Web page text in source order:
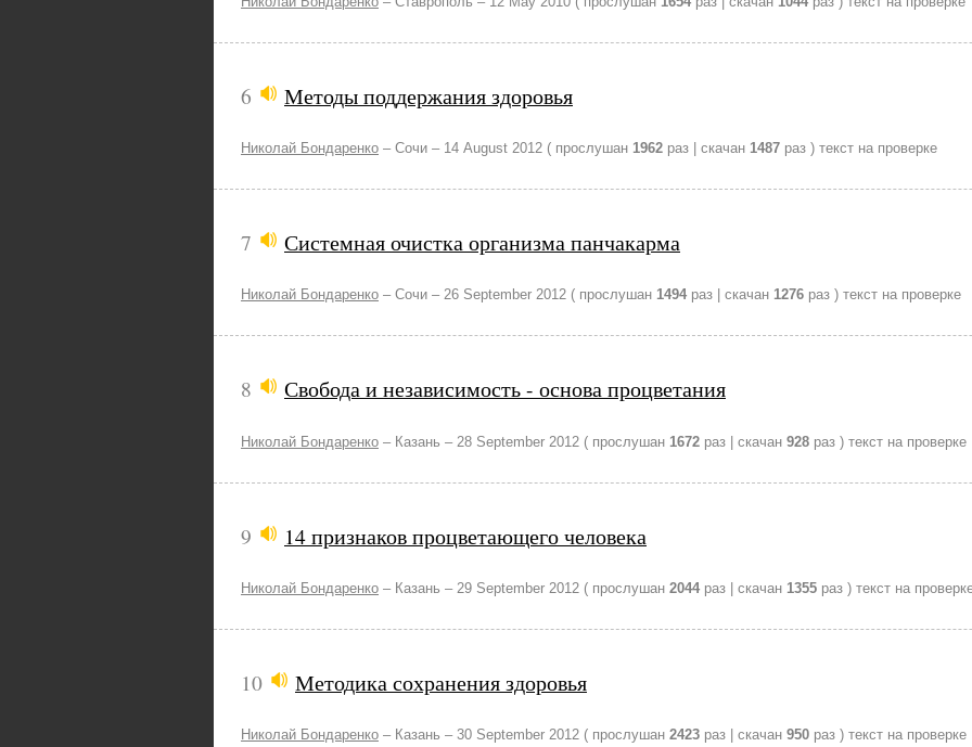
6 Методы поддержания здоровья
Николай Бондаренко – Сочи – 14 August 2012 ( прослушан 1962 раз | скачан 1487 раз ) текст на проверке
7 Системная очистка организма панчакарма
Николай Бондаренко – Сочи – 26 September 2012 ( прослушан 1494 раз | скачан 1276 раз ) текст на проверке
8 Свобода и независимость - основа процветания
Николай Бондаренко – Казань – 28 September 2012 ( прослушан 1672 раз | скачан 928 раз ) текст на проверке
9 14 признаков процветающего человека
Николай Бондаренко – Казань – 29 September 2012 ( прослушан 2044 раз | скачан 1355 раз ) текст на
10 Методика сохранения здоровья
Николай Бондаренко – Казань – 30 September 2012 ( прослушан 2423 раз | скачан 950 раз ) текст на проверке